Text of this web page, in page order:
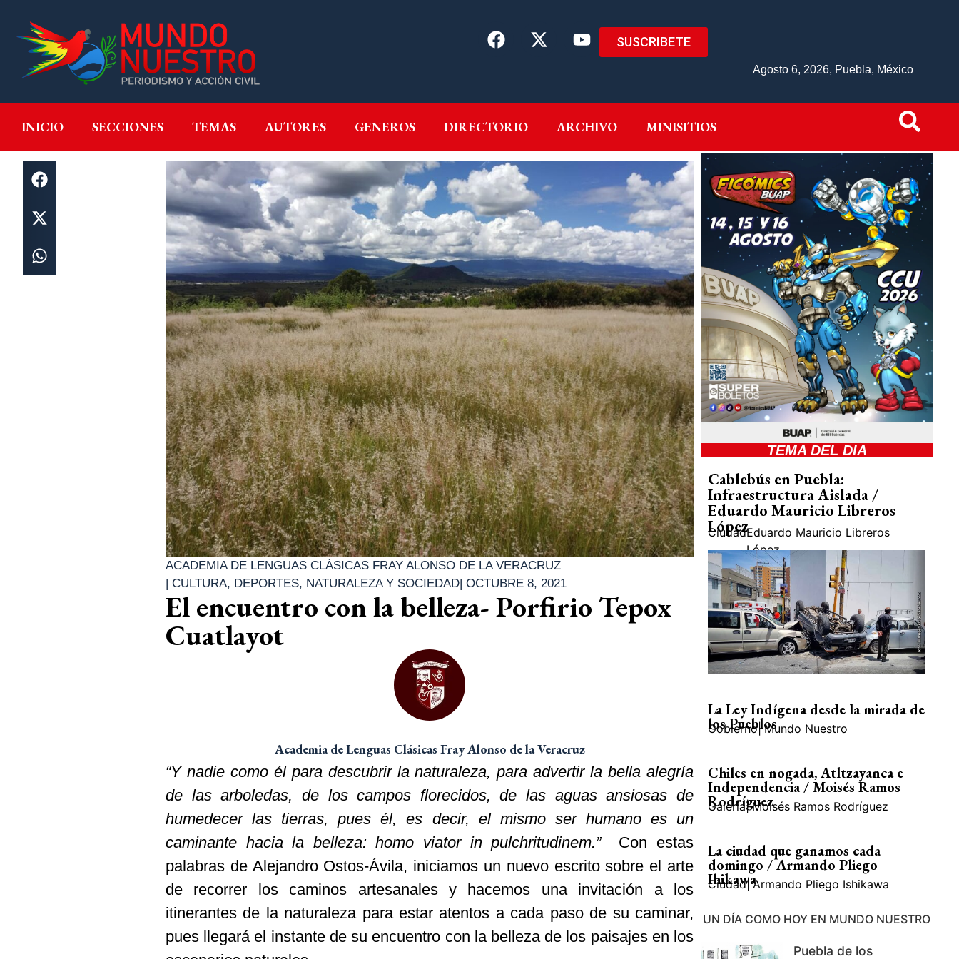
SUSCRIBETE
Agosto 6, 2026, Puebla, México
INICIO SECCIONES TEMAS AUTORES GENEROS DIRECTORIO ARCHIVO MINISITIOS
INICIO SECCIONES GENEROS DIRECTORIO ARCHIVO MINISITIOS
ACADEMIA DE LENGUAS CLÁSICAS FRAY ALONSO DE LA VERACRUZ
| CULTURA, DEPORTES, NATURALEZA Y SOCIEDAD| OCTUBRE 8, 2021
El encuentro con la belleza- Porfirio Tepox
Cuatlayot
Academia de Lenguas Clásicas Fray Alonso de la Veracruz
“Y nadie como él para descubrir la naturaleza, para advertir la bella alegría
de las arboledas, de los campos florecidos, de las aguas ansiosas de
humedecer las tierras, pues él, es decir, el mismo ser humano es un
caminante hacia la belleza: homo viator in pulchritudinem.”
Con estas
palabras de Alejandro Ostos-Ávila, iniciamos un nuevo escrito sobre el arte
de recorrer los caminos artesanales y hacemos una invitación a los
itinerantes de la naturaleza para estar atentos a cada paso de su caminar,
pues llegará el instante de su encuentro con la belleza de los paisajes en los
TEMA DEL DIA
Cablebús en Puebla:
Infraestructura Aislada /
Eduardo Mauricio Libreros
López
CiudadEduardo Mauricio Libreros
López
La Ley Indígena desde la mirada de
los Pueblos
Gobierno| Mundo Nuestro
Chiles en nogada, Atltzayanca e
Independencia / Moisés Ramos
Rodríguez
Galería| Moisés Ramos Rodríguez
La ciudad que ganamos cada
domingo / Armando Pliego
Ihikawa
Ciudad| Armando Pliego Ishikawa
UN DÍA COMO HOY EN MUNDO NUESTRO
Puebla de los